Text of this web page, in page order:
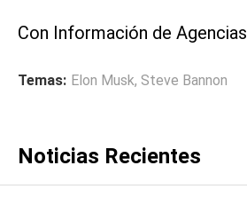
Con Información de Agencias
Temas: Elon Musk, Steve Bannon
Noticias Recientes